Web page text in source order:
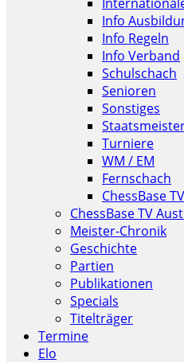
Info
Info Regeln
Info Verband
Schulschach
Senioren
Sonstiges
Turniere
WM / EM
Fernschach
ChessBase
ChessBase TV
Meister-Chronik
Geschichte
Partien
Publikationen
Specials
Titelträger
Termine
Elo